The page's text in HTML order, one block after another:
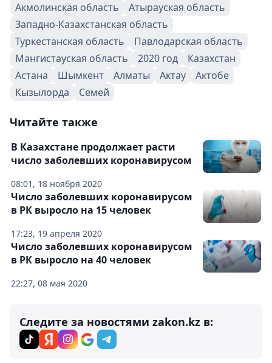
Акмолинская область
Атырауская область
Западно-Казахстанская область
Туркестанская область
Павлодарская область
Мангистауская область
2020 год
Казахстан
Астана
Шымкент Алматы Актау
Актобе
Кызылорда
Семей
Читайте также
08:01, 18 ноября 2020
В Казахстане продолжает расти
число заболевших коронавирусом
17:23, 19 апреля 2020
Число заболевших коронавирусом
в РК выросло на 15 человек
22:27, 08 мая 2020
Число заболевших коронавирусом
в РК выросло на 40 человек
Следите за новостями zakon.kz в: